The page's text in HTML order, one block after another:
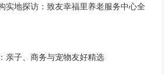
实地探访：致友幸福里养老服务中心全
亲子、商务与宠物友好精选